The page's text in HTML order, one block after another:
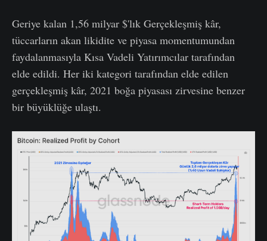
Geriye kalan 1,56 milyar $'lık Gerçekleşmiş kâr,
tüccarların akan likidite ve piyasa momentumundan
faydalanmasıyla Kısa Vadeli Yatırımcılar tarafından
elde edildi. Her iki kategori tarafından elde edilen
gerçekleşmiş kâr, 2021 boğa piyasası zirvesine benzer
bir büyüklüğe ulaştı.